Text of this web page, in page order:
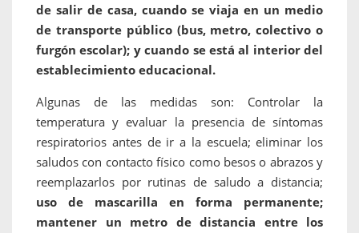
de salir de casa, cuando se viaja en un medio
de transporte público (bus, metro, colectivo o
furgón escolar); y cuando se está al interior del
establecimiento educacional.
Algunas de las medidas son: Controlar la
temperatura y evaluar la presencia de síntomas
respiratorios antes de ir a la escuela; eliminar los
saludos con contacto físico como besos o abrazos y
reemplazarlos por rutinas de saludo a distancia;
uso de mascarilla en forma permanente;
mantener un metro de distancia entre los